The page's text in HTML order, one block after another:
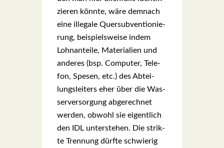
zie­ren könn­te, wäre dem­nach
eine ille­ga­le Quer­sub­ven­tio­nie­
rung, bei­spiels­wei­se indem
Lohn­an­tei­le, Mate­ria­li­en und
ande­res (bsp. Com­pu­ter, Tele­
fon, Spe­sen, etc.) des Abtei­
lungs­lei­ters eher über die Was­
ser­ver­sor­gung abge­rech­net
wer­den, obwohl sie eigent­lich
den IDL unter­ste­hen. Die strik­
te Tren­nung dürf­te schwie­rig